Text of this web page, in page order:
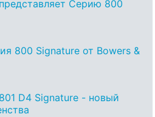
Серию 800
800 Signature от Bowers &
D4 Signature - новый